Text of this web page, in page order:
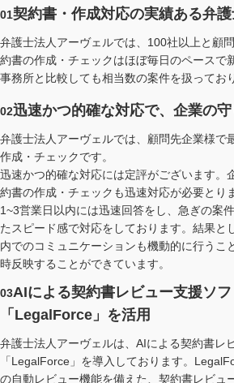
01契約書・作成対応の実績ある弁
弁護士法人アーヴェルでは、100社以上と顧
約書の作成・チェックはほぼ毎日のペースで
事務所と比較しても相当数の案件を扱ってお
02迅速かつ的確な対応で、企業の
弁護士法人アーヴェルでは、顧問先企業様で
作成・チェックです。
迅速かつ的確な対応には定評がございます。
約書の作成・チェックも迅速対応が必要とり
1~3営業日以内には迅速回答をし、急ぎの案
たスピード感で対応をしております。結果
内でのコミュニケーションも機動的に行うこ
時反映することができています。
03AIによる契約書レビュー支援ソ
「LegalForce」を活用
弁護士法人アーヴェルは、AIによる契約書レ
「LegalForce」を導入しております。
の自動レビュー機能を備えた、契約書レビュ